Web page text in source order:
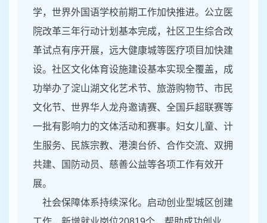
学，世界外国语学校前期工作加快推进。公立医
院改革三年行动计划基本完成，社区卫生综合改
革试点有序开展，远大健康城等医疗项目加快建
设。社区文化体育设施建设基本实现全覆盖，成
功举办了淀山湖文化艺术节、旅游购物节、市民
文化节、世界华人龙舟邀请赛、全国乒超联赛等
一批有影响力的文体活动和赛事。妇女儿童、计
生服务、民族宗教、港澳台侨、合作交流、双拥
共建、国防动员、慈善公益等各项工作有效开
展。
社会保障体系持续深化。启动创业型城区创建